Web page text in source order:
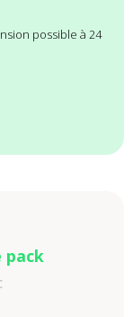
possible à 24